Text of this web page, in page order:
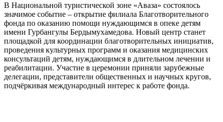
В Национальной туристической зоне «Аваза» состоялось
значимое событие – открытие филиала Благотворительного
фонда по оказанию помощи нуждающимся в опеке детям
имени Гурбангулы Бердымухамедова. Новый центр станет
площадкой для координации благотворительных инициатив,
проведения культурных программ и оказания медицинских
консультаций детям, нуждающимся в длительном лечении и
реабилитации. Участие в церемонии приняли зарубежные
делегации, представители общественных и научных кругов,
подчёркивая международный интерес к работе фонда.